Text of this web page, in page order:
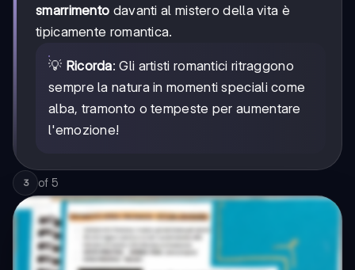
smarrimento davanti al mistero della vita è
tipicamente romantica.
💡 Ricorda: Gli artisti romantici ritraggono
sempre la natura in momenti speciali come
alba, tramonto o tempeste per aumentare
l'emozione!
3 of 5